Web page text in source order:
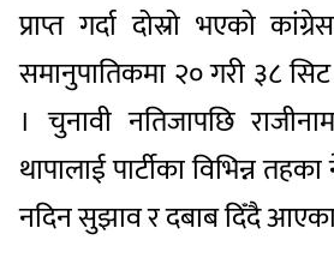
प्राप्त गर्दा दोस्रो भएको
समानुपातिकमा २० गरी ३८ सिट
। चुनावी नतिजापछि
थापालाई पार्टीका विभिन्न
नदिन सुझाव र दबाब दिँदै